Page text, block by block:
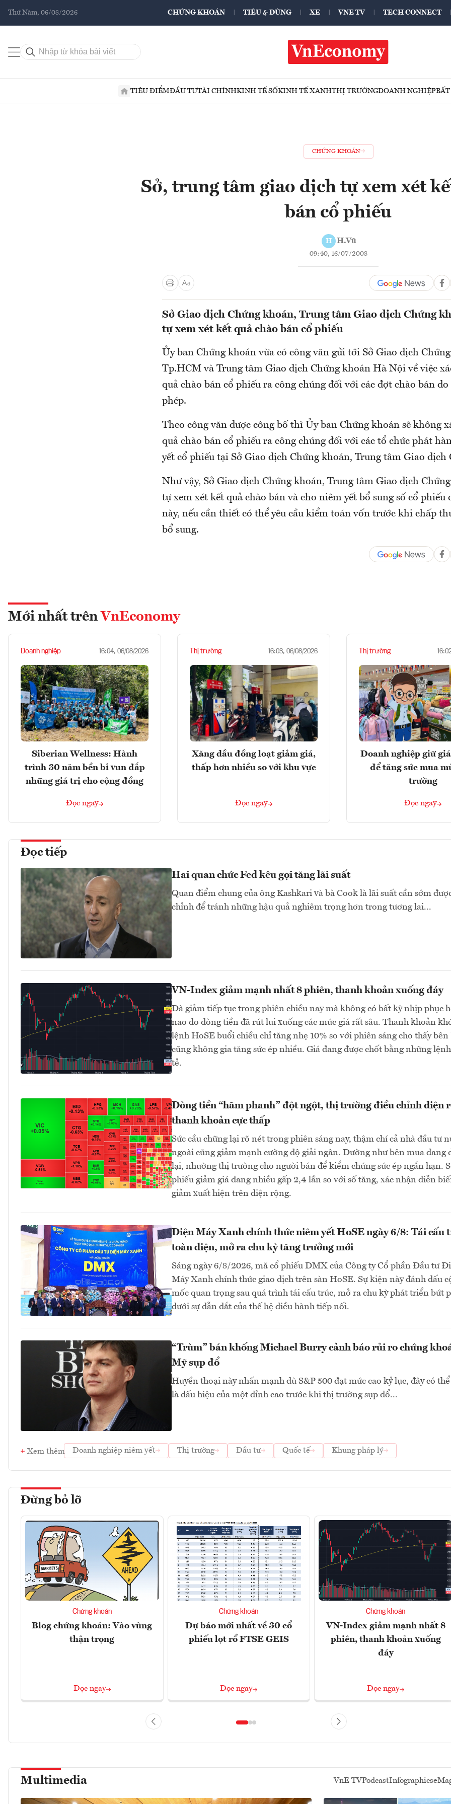
Thứ Năm, 06/08/2026 CHỨNG KHOÁN TIÊU & DÙNG XE VNE TV TECH CONNECT
TIÊU ĐIỂMĐẦU TƯTÀI CHÍNHKINH TẾ SỐKINH TẾ XANHTHỊ TRƯỜNGDOANH NGHIỆPBẤT
CHỨNG KHOÁN
Sở, trung tâm giao dịch tự xem xét
bán cổ phiếu
H H.Vũ
09:40, 16/07/2008
Sở Giao dịch Chứng khoán, Trung tâm Giao dịch Chứng
tự xem xét kết quả chào bán cổ phiếu
Ủy ban Chứng khoán vừa có công văn gửi tới Sở Giao dịch
Tp.HCM và Trung tâm Giao dịch Chứng khoán Hà Nội về việc
quả chào bán cổ phiếu ra công chúng đối với các đợt chào bán do
phép.
Theo công văn được công bố thì Ủy ban Chứng khoán sẽ không
quả chào bán cổ phiếu ra công chúng đối với các tổ chức phát
yết cổ phiếu tại Sở Giao dịch Chứng khoán, Trung tâm Giao dịch
Như vậy, Sở Giao dịch Chứng khoán, Trung tâm Giao dịch
tự xem xét kết quả chào bán và cho niêm yết bổ sung số cổ phiếu
này, nếu cần thiết có thể yêu cầu kiểm toán vốn trước khi chấp
bổ sung.
Mới nhất trên VnEconomy
Doanh nghiệp 16:04, 06/08/2026
Siberian Wellness: Hành
trình 30 năm bền bỉ vun đắp
những giá trị cho cộng đồng
Đọc ngay
Thị trường 16:03, 06/08/2026
Xăng dầu đồng loạt giảm giá,
thấp hơn nhiều so với khu vực
Đọc ngay
Thị trường
Doanh nghiệp giữ
để tăng sức mua
trường
Đọc ngay
Đọc tiếp
Hai quan chức Fed kêu gọi tăng lãi suất
Quan điểm chung của ông Kashkari và bà Cook là lãi suất cần sớm
chỉnh để tránh những hậu quả nghiêm trọng hơn trong tương lai...
VN-Index giảm mạnh nhất 8 phiên, thanh khoản xuống đáy
Đà giảm tiếp tục trong phiên chiều nay mà không có bất kỳ nhịp phục
nao do dòng tiền đã rút lui xuống các mức giá rất sâu. Thanh khoản
lệnh HoSE buổi chiều chỉ tăng nhẹ 10% so với phiên sáng cho thấy bên
cũng không gia tăng sức ép nhiều. Giá đang được chốt bằng những
tẻ.
Dòng tiền “hãm phanh” đột ngột, thị trường điều chỉnh diện
thanh khoản cực thấp
Sức cầu chững lại rõ nét trong phiên sáng nay, thậm chí cả nhà đầu tư
ngoài cũng giảm mạnh cường độ giải ngân. Dường như bên mua đang
lại, nhường thị trường cho người bán để kiểm chứng sức ép ngắn hạn.
phiếu giảm giá đang nhiều gấp 2,4 lần so với số tăng, xác nhận diễn
giảm xuất hiện trên diện rộng.
Điện Máy Xanh chính thức niêm yết HoSE ngày 6/8: Tái cấu
toàn diện, mở ra chu kỳ tăng trưởng mới
Sáng ngày 6/8/2026, mã cổ phiếu DMX của Công ty Cổ phần Đầu tư
Máy Xanh chính thức giao dịch trên sàn HoSE. Sự kiện này đánh dấu
mốc quan trọng sau quá trình tái cấu trúc, mở ra chu kỳ phát triển bứt
dưới sự dẫn dắt của thế hệ điều hành tiếp nối.
“Trùm” bán khống Michael Burry cảnh báo rủi ro chứng
Mỹ sụp đổ
Huyền thoại này nhấn mạnh dù S&P 500 đạt mức cao kỷ lục, đây có
là dấu hiệu của một đỉnh cao trước khi thị trường sụp đổ...
Xem thêm Doanh nghiệp niêm yết Thị trường Đầu tư Quốc tế Khung pháp lý
Đừng bỏ lỡ
Chứng khoán
Blog chứng khoán: Vào vùng
thận trọng
Đọc ngay
Chứng khoán
Dự báo mới nhất về 30 cổ
phiếu lọt rổ FTSE GEIS
Đọc ngay
Chứng khoán
VN-Index giảm mạnh nhất 8
phiên, thanh khoản xuống
đáy
Đọc ngay
Multimedia VnE TVPodcastInfographics